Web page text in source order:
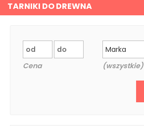
TARNIKI DO DREWNA
Cena
Marka
(wszystkie)